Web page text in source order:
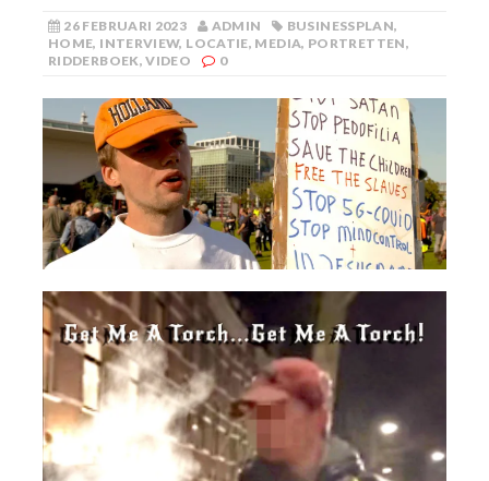
26 FEBRUARI 2023 ADMIN BUSINESSPLAN,
HOME, INTERVIEW, LOCATIE, MEDIA, PORTRETTEN,
RIDDERBOEK,VIDEO 0